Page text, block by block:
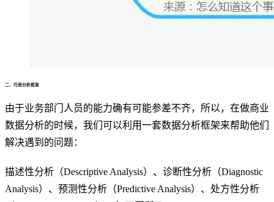
二、巧用分析框架
由于业务部门人员的能力确有可能参差不齐，所以，在做商业
数据分析的时候，我们可以利用一套数据分析框架来帮助他们
解决遇到的问题：
描述性分析（Descriptive Analysis）、诊断性分析（Diagnostic
Analysis）、预测性分析（Predictive Analysis）、处方性分析